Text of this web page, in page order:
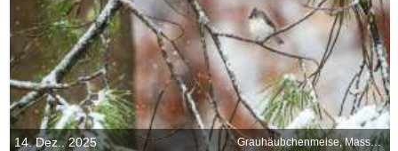
14. Dez.. 2025 Grauhäubchenmeise, Massachusetts, USA